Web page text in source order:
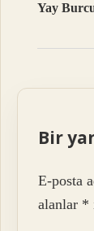
Yay
Bir
E-posta
alanlar *